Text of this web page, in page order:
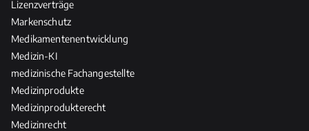
Lizenzverträge
Markenschutz
Medikamentenentwicklung
Medizin-KI
medizinische Fachangestellte
Medizinprodukte
Medizinprodukterecht
Medizinrecht